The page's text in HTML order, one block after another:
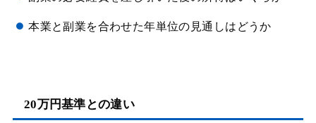
本業と副業を合わせた年単位の見通しはどうか
20万円基準との違い